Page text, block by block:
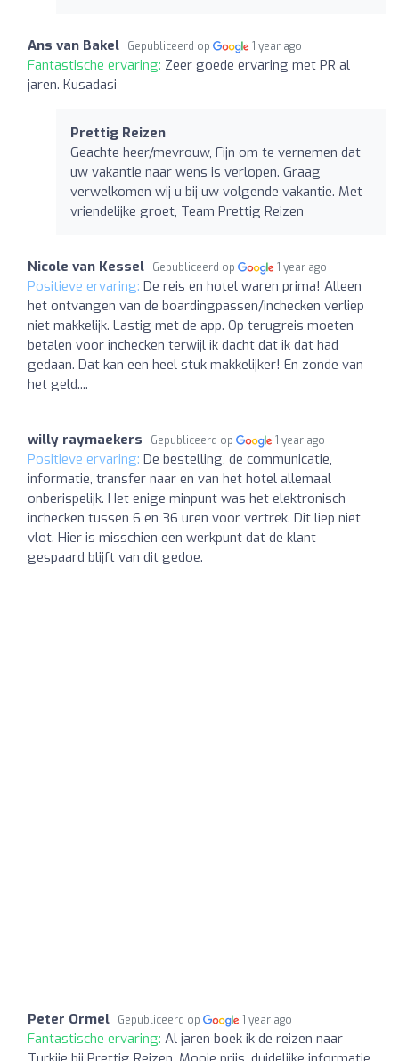
Ans van Bakel Gepubliceerd op 1 year ago
Fantastische ervaring: Zeer goede ervaring met PR al
jaren. Kusadasi
Prettig Reizen
Geachte heer/mevrouw, Fijn om te vernemen dat
uw vakantie naar wens is verlopen. Graag
verwelkomen wij u bij uw volgende vakantie. Met
vriendelijke groet, Team Prettig Reizen
Nicole van Kessel Gepubliceerd op 1 year ago
Positieve ervaring: De reis en hotel waren prima! Alleen
het ontvangen van de boardingpassen/inchecken verliep
niet makkelijk. Lastig met de app. Op terugreis moeten
betalen voor inchecken terwijl ik dacht dat ik dat had
gedaan. Dat kan een heel stuk makkelijker! En zonde van
het geld....
willy raymaekers Gepubliceerd op 1 year ago
Positieve ervaring: De bestelling, de communicatie,
informatie, transfer naar en van het hotel allemaal
onberispelijk. Het enige minpunt was het elektronisch
inchecken tussen 6 en 36 uren voor vertrek. Dit liep niet
vlot. Hier is misschien een werkpunt dat de klant
gespaard blijft van dit gedoe.
Peter Ormel Gepubliceerd op 1 year ago
Fantastische ervaring: Al jaren boek ik de reizen naar